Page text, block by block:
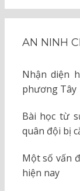
AN NINH
Nhận diện
phương Tây
Bài học từ
quân đội bị
Một số vấn
hiện nay